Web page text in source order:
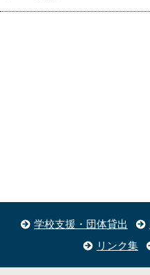
学校支援・団体貸出
リンク集